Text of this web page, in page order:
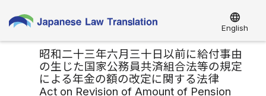
language
English
昭和二十三年六月三十日以前に給付事由
の生じた国家公務員共済組合法等の規定
による年金の額の改定に関する法律
Act on Revision of Amount of Pension